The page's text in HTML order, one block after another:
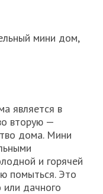
мини дом,
является в
вторую —
дома. Мини
и горячей
помыться. Это
дачного